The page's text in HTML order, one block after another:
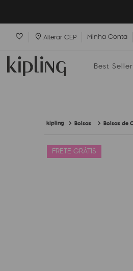
Alterar CEP Minha Conta
Best
Bolsas Bolsas de
FRETE GRÁTIS